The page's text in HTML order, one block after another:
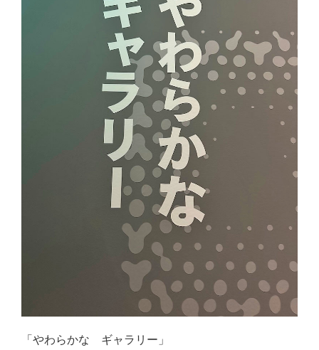
「やわらかな ギャラリー」